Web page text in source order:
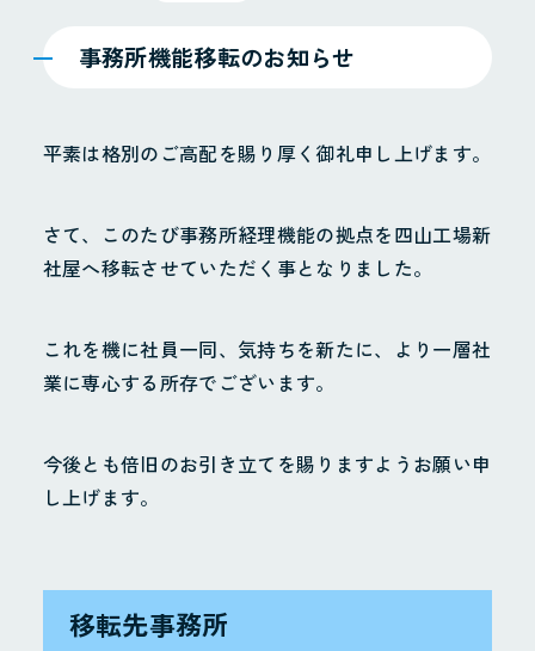
事務所機能移転のお知らせ
平素は格別のご高配を賜り厚く御礼申し上げます。
さて、このたび事務所経理機能の拠点を四山工場新
社屋へ移転させていただく事となりました。
これを機に社員一同、気持ちを新たに、より一層社
業に専心する所存でございます。
今後とも倍旧のお引き立てを賜りますようお願い申
し上げます。
移転先事務所